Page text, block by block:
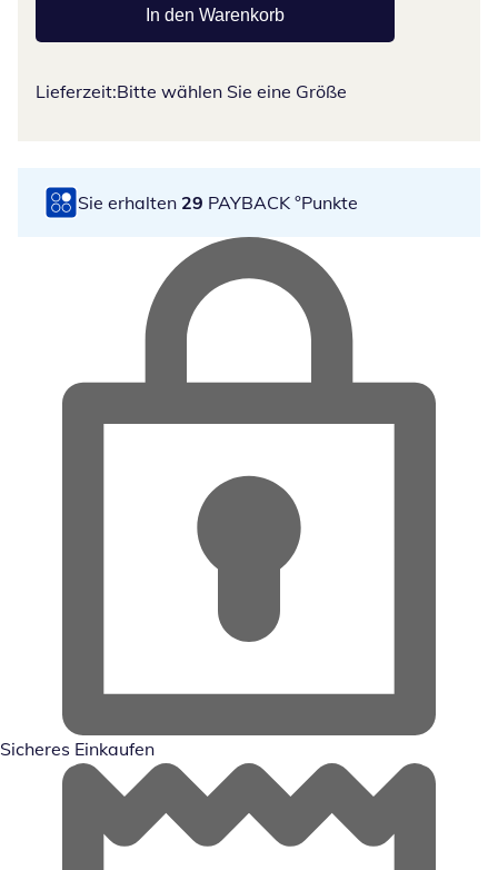
In den Warenkorb
Lieferzeit:Bitte wählen Sie eine Größe
Sie erhalten 29 PAYBACK °Punkte
Sicheres Einkaufen